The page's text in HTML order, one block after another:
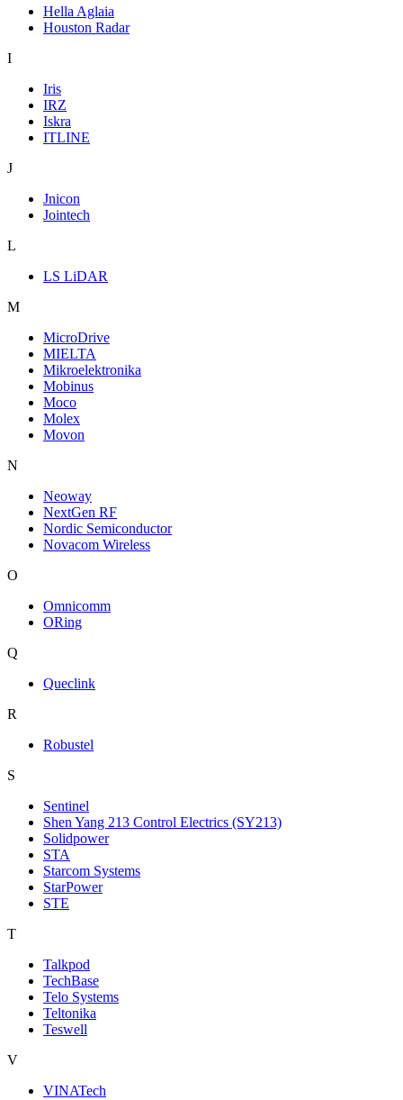
Hella Aglaia
Houston Radar
I
Iris
IRZ
Iskra
ITLINE
J
Jnicon
Jointech
L
LS LiDAR
M
MicroDrive
MIELTA
Mikroelektronika
Mobinus
Moco
Molex
Movon
N
Neoway
NextGen RF
Nordic Semiconductor
Novacom Wireless
O
Omnicomm
ORing
Q
Queclink
R
Robustel
S
Sentinel
Shen Yang 213 Control Electrics (SY213)
Solidpower
STA
Starcom Systems
StarPower
STE
T
Talkpod
TechBase
Telo Systems
Teltonika
Teswell
V
VINATech